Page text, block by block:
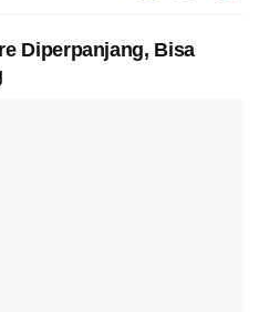
Diperpanjang, Bisa